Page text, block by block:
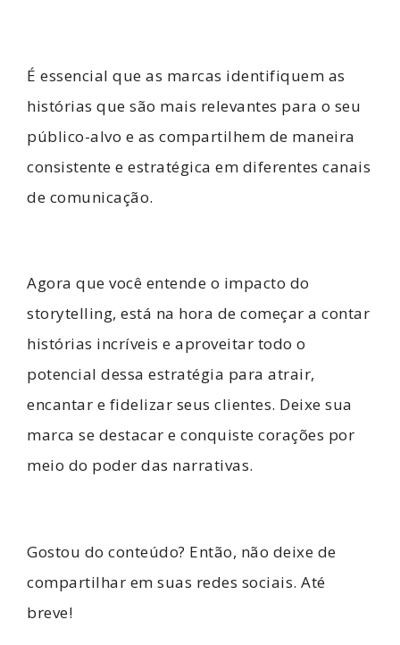
É essencial que as marcas identifiquem as
histórias que são mais relevantes para o seu
público-alvo e as compartilhem de maneira
consistente e estratégica em diferentes canais
de comunicação.
Agora que você entende o impacto do
storytelling, está na hora de começar a contar
histórias incríveis e aproveitar todo o
potencial dessa estratégia para atrair,
encantar e fidelizar seus clientes. Deixe sua
marca se destacar e conquiste corações por
meio do poder das narrativas.
Gostou do conteúdo? Então, não deixe de
compartilhar em suas redes sociais. Até
breve!